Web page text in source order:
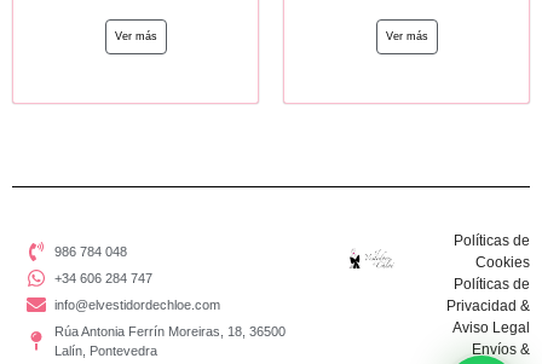
Ver más Ver más
986 784 048
+34 606 284 747
info@elvestidordechloe.com
Rúa Antonia Ferrín Moreiras, 18, 36500
Lalín, Pontevedra
Políticas de
Cookies
Políticas de
Privacidad &
Aviso Legal
Envíos &